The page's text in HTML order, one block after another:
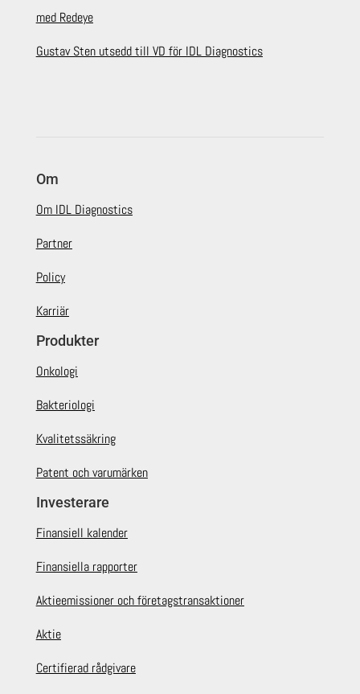
med Redeye
Gustav Sten utsedd till VD för IDL Diagnostics
Om
Om IDL Diagnostics
Partner
Policy
Karriär
Produkter
Onkologi
Bakteriologi
Kvalitetssäkring
Patent och varumärken
Investerare
Finansiell kalender
Finansiella rapporter
Aktieemissioner och företagstransaktioner
Aktie
Certifierad rådgivare